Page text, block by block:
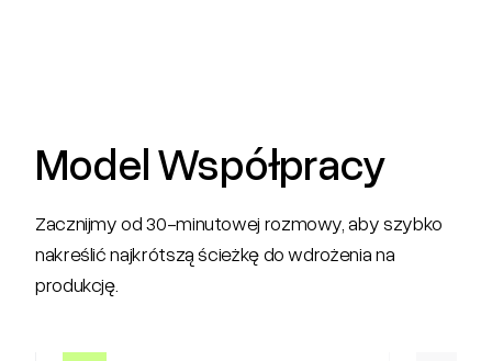
Model Współpracy
Zacznijmy od 30-minutowej rozmowy, aby szybko
nakreślić najkrótszą ścieżkę do wdrożenia na
produkcję.